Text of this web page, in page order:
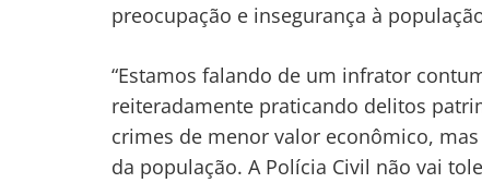
preocupação e insegurança à
“Estamos falando de um infrator
reiteradamente praticando delitos
crimes de menor valor econômico,
da população. A Polícia Civil não vai